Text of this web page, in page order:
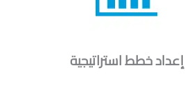
إعداد خطط استراتيجية